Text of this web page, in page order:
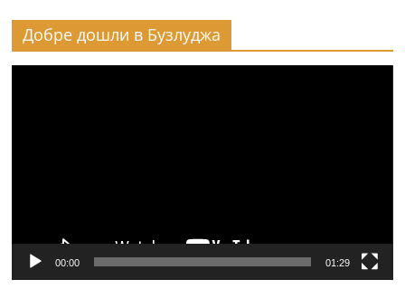
Добре дошли в Бузлуджа
00:00 01:29